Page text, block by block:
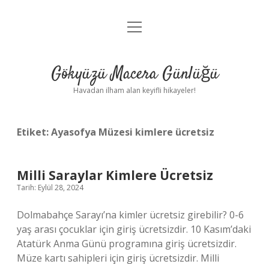
Anasayfa
Yasal Uyarı
menüyü
Gökyüzü Macera Günlüğü
Havadan ilham alan keyifli hikayeler!
Etiket:Ayasofya Müzesi kimlere ücretsiz
Milli Saraylar Kimlere Ücretsiz
Tarih: Eylül 28, 2024
Dolmabahçe Sarayı’na kimler ücretsiz girebilir? 0-6
yaş arası çocuklar için giriş ücretsizdir. 10 Kasım’daki
Atatürk Anma Günü programına giriş ücretsizdir.
Müze kartı sahipleri için giriş ücretsizdir. Milli